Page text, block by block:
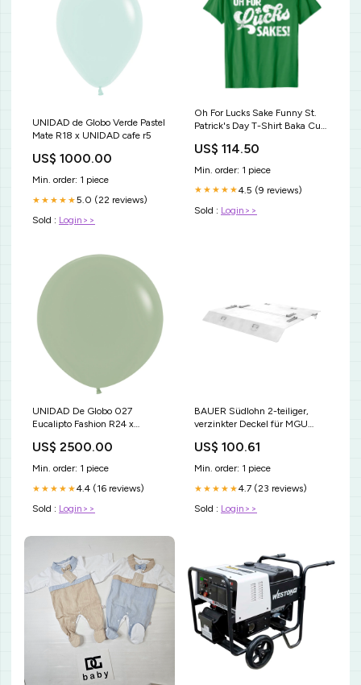
UNIDAD de Globo Verde Pastel
Mate R18 x UNIDAD cafe r5
US$ 1000.00
Min. order: 1 piece
★★★★★5.0 (22 reviews)
Sold : Login>>
Oh For Lucks Sake Funny St.
Patrick's Day T-Shirt Baka Cute
US$ 114.50
Min. order: 1 piece
★★★★★4.5 (9 reviews)
Sold : Login>>
UNIDAD De Globo 027
Eucalipto Fashion R24 x
negro
US$ 2500.00
Min. order: 1 piece
★★★★★4.4 (16 reviews)
Sold : Login>>
BAUER Südlohn 2-teiliger,
verzinkter Deckel für MGU
4409-45-0800 OPTIMUM
Hülse TH42 SM-
034620504121
US$ 100.61
Min. order: 1 piece
★★★★★4.7 (23 reviews)
Sold : Login>>